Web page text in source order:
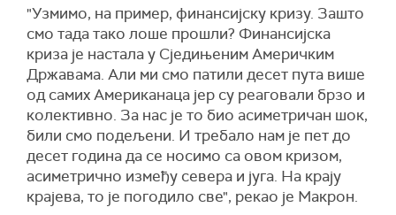
"Узмимо, на пример, финансијску кризу. Зашто
смо тада тако лоше прошли? Финансијска
криза је настала у Сједињеним Америчким
Државама. Али ми смо патили десет пута више
од самих Американаца јер су реаговали брзо и
колективно. За нас је то био асиметричан шок,
били смо подељени. И требало нам је пет до
десет година да се носимо са овом кризом,
асиметрично између севера и југа. На крају
крајева, то је погодило све", рекао је Макрон.